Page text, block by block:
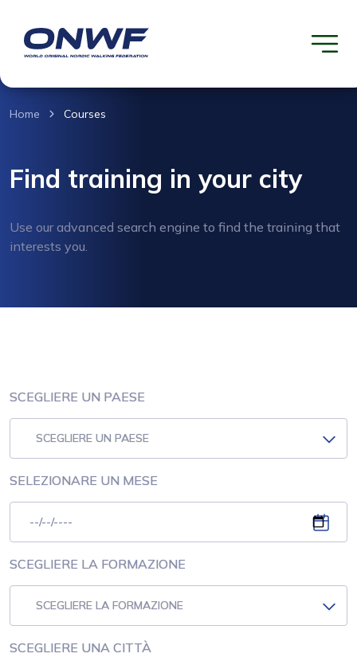
Home Courses
Find training in your city
Use our advanced search engine to find the training that
interests you.
SCEGLIERE UN PAESE
SCEGLIERE UN PAESE
SELEZIONARE UN MESE
SCEGLIERE LA FORMAZIONE
SCEGLIERE LA FORMAZIONE
SCEGLIERE UNA CITTÀ